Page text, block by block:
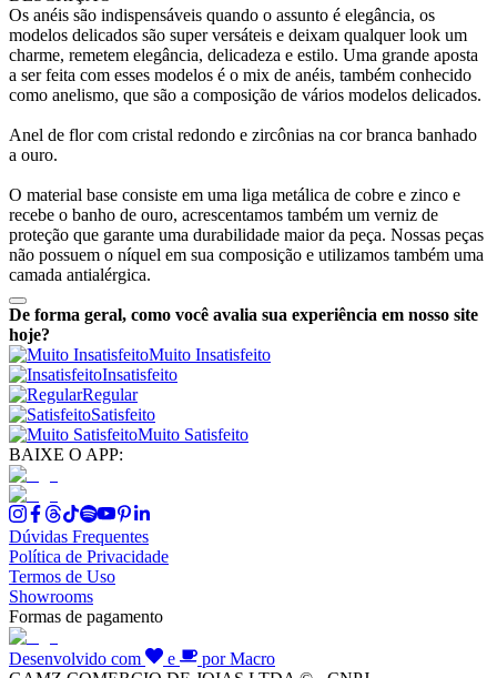
Os anéis são indispensáveis quando o assunto é elegância, os
modelos delicados são super versáteis e deixam qualquer look um
charme, remetem elegância, delicadeza e estilo. Uma grande aposta
a ser feita com esses modelos é o mix de anéis, também conhecido
como anelismo, que são a composição de vários modelos delicados.
Anel de flor com cristal redondo e zircônias na cor branca banhado
a ouro.
O material base consiste em uma liga metálica de cobre e zinco e
recebe o banho de ouro, acrescentamos também um verniz de
proteção que garante uma durabilidade maior da peça. Nossas peças
não possuem o níquel em sua composição e utilizamos também uma
camada antialérgica.
De forma geral, como você avalia sua experiência em nosso site
hoje?
Muito Insatisfeito
Insatisfeito
Regular
Satisfeito
Muito Satisfeito
BAIXE O APP:
Dúvidas Frequentes
Política de Privacidade
Termos de Uso
Showrooms
Formas de pagamento
Desenvolvido com e
por Macro